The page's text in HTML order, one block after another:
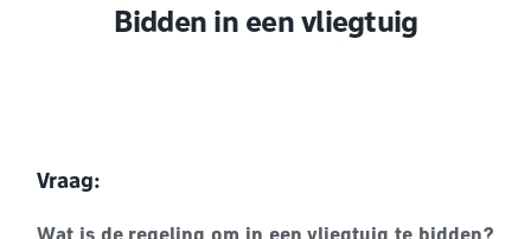
Bidden in een vliegtuig
Vraag:
Wat is de regeling om in een vliegtuig te bidden?